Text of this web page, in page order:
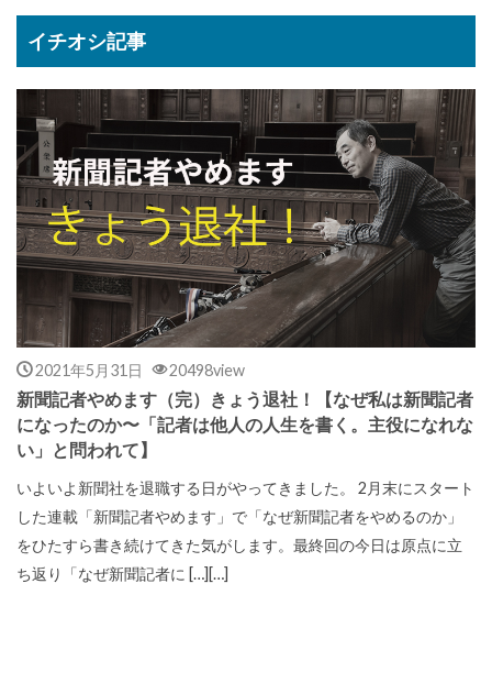
イチオシ記事
2021年5月31日 20498view
新聞記者やめます（完）きょう退社！【なぜ私は新聞記者
になったのか〜「記者は他人の人生を書く。主役になれな
い」と問われて】
いよいよ新聞社を退職する日がやってきました。 2月末にスタート
した連載「新聞記者やめます」で「なぜ新聞記者をやめるのか」
をひたすら書き続けてきた気がします。最終回の今日は原点に立
ち返り「なぜ新聞記者に […][…]